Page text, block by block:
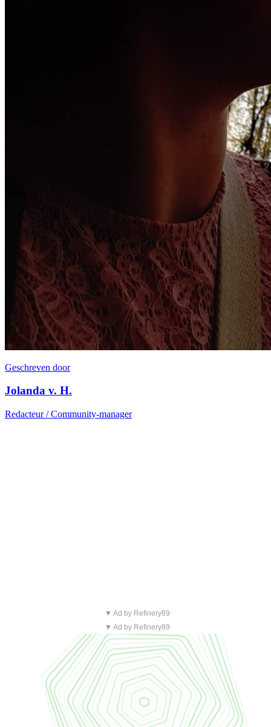
Geschreven door
Jolanda v. H.
Redacteur / Community-manager
▼ Ad by Refinery89
▼ Ad by Refinery89